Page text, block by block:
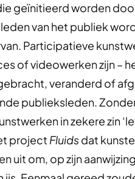
geïnitieerd worden
van het publiek
Participatieve
of videowerken zijn –
veranderd of
publieksleden.
in zekere zin
project Fluidsdat
uit om, op zijn